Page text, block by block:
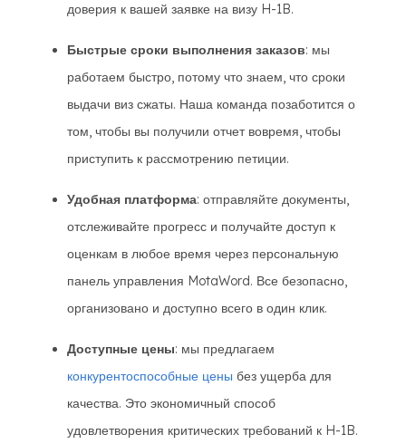
доверия к вашей заявке на визу H-1B.
Быстрые сроки выполнения заказов: мы
работаем быстро, потому что знаем, что сроки
выдачи виз сжаты. Наша команда позаботится о
том, чтобы вы получили отчет вовремя, чтобы
приступить к рассмотрению петиции.
Удобная платформа: отправляйте документы,
отслеживайте прогресс и получайте доступ к
оценкам в любое время через персональную
панель управления MotaWord. Все безопасно,
организовано и доступно всего в один клик.
Доступные цены: мы предлагаем
конкурентоспособные цены без ущерба для
качества. Это экономичный способ
удовлетворения критических требований к H-1B.